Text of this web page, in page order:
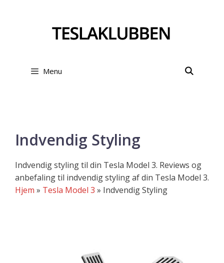
Menu
Indvendig Styling
Indvendig styling til din Tesla Model 3. Reviews og
anbefaling til indvendig styling af din Tesla Model 3.
Hjem » Tesla Model 3 » Indvendig Styling